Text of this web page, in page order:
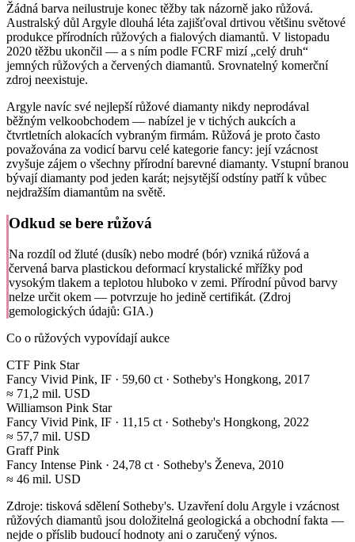
Žádná barva neilustruje konec těžby tak názorně jako růžová.
Australský důl Argyle dlouhá léta zajišťoval drtivou většinu světové
produkce přírodních růžových a fialových diamantů. V listopadu
2020 těžbu ukončil — a s ním podle FCRF mizí „celý druh“
jemných růžových a červených diamantů. Srovnatelný komerční
zdroj neexistuje.
Argyle navíc své nejlepší růžové diamanty nikdy neprodával
běžným velkoobchodem — nabízel je v tichých aukcích a
čtvrtletních alokacích vybraným firmám. Růžová je proto často
považována za vodicí barvu celé kategorie fancy: její vzácnost
zvyšuje zájem o všechny přírodní barevné diamanty. Vstupní branou
bývají diamanty pod jeden karát; nejsytější odstíny patří k vůbec
nejdražším diamantům na světě.
Odkud se bere růžová
Na rozdíl od žluté (dusík) nebo modré (bór) vzniká růžová a
červená barva plastickou deformací krystalické mřížky pod
vysokým tlakem a teplotou hluboko v zemi. Přírodní původ barvy
nelze určit okem — potvrzuje ho jedině certifikát. (Zdroj
gemologických údajů: GIA.)
Co o růžových vypovídají aukce
CTF Pink Star
Fancy Vivid Pink, IF · 59,60 ct · Sotheby's Hongkong, 2017
≈ 71,2 mil. USD
Williamson Pink Star
Fancy Vivid Pink, IF · 11,15 ct · Sotheby's Hongkong, 2022
≈ 57,7 mil. USD
Graff Pink
Fancy Intense Pink · 24,78 ct · Sotheby's Ženeva, 2010
≈ 46 mil. USD
Zdroje: tisková sdělení Sotheby's. Uzavření dolu Argyle i vzácnost
růžových diamantů jsou doložitelná geologická a obchodní fakta —
nejde o příslib budoucí hodnoty ani o zaručený výnos.